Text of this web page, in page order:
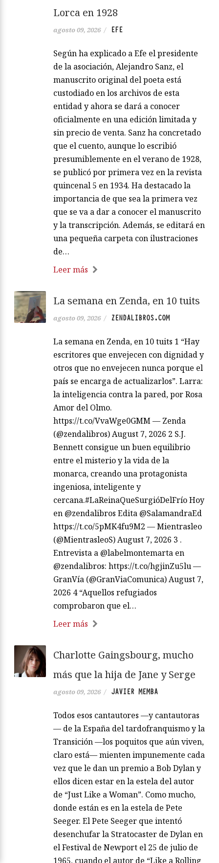
Lorca en 1928
agosto 09, 2026 / EFE
Según ha explicado a Efe el presidente
de la asociación, Alejandro Sanz, el
manuscrito original del poeta está
custodiado en los archivos de esta
entidad y ahora se dará a conocer
oficialmente en una edición limitada y
sin precio de venta. Sanz ha concretado
que el cuento, aunque lo escribió
presumiblemente en el verano de 1928,
se publicó por primera vez en la revista
quincenal 5 en 1934. Ha destacado la
importancia de que sea la primera vez
que se va a dar a conocer el manuscrito
y la transcripción. Además, se editará en
una pequeña carpeta con ilustraciones
de…
Leer más
La semana en Zenda, en 10 tuits
agosto 09, 2026 / ZENDALIBROS.COM
La semana en Zenda, en 10 tuits 1 “Hay
escritores que envejecen con dignidad y
otros que no envejecen nunca porque el
país se encarga de actualizarlos”. Larra:
la inteligencia contra la pared, por Rosa
Amor del Olmo.
https://t.co/VvaWge0GMM — Zenda
(@zendalibros) August 7, 2026 2 S.J.
Bennett consigue un buen equilibrio
entre el misterio y la vida de la
monarca, creando una protagonista
ingeniosa, inteligente y
cercana.#LaReinaQueSurgióDelFrío Hoy
en @zendalibros Edita @SalamandraEd
https://t.co/5pMK4fu9M2 — Mientrasleo
(@MientrasleoS) August 7, 2026 3 .
Entrevista a @labelmontemarta en
@zendalibros: https://t.co/hgjinZu5lu —
GranVía (@GranViaComunica) August 7,
2026 4 “Aquellos refugiados
comprobaron que el…
Leer más
Charlotte Gaingsbourg, mucho
más que la hija de Jane y Serge
agosto 09, 2026 / JAVIER MEMBA
Todos esos cantautores —y cantautoras
— de la España del tardofranquismo y la
Transición —los poquitos que aún viven,
claro está— mienten impunemente cada
vez que le dan un premio a Bob Dylan y
ellos dicen estar en la estela del autor
de “Just Like a Woman”. Como mucho,
donde están es en la estela de Pete
Seeger. El Pete Seeger que intentó
desenchufar la Stratocaster de Dylan en
el Festival de Newport el 25 de julio de
1965, cuando el autor de “Like a Rolling